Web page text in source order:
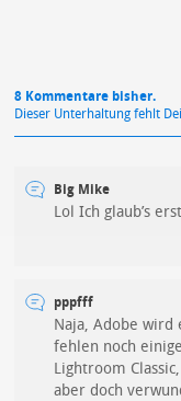
8 Kommentare bisher.
Dieser Unterhaltung fehlt
Big Mike
Lol Ich glaub’s
pppfff
Naja, Adobe wird
fehlen noch
Lightroom
aber doch